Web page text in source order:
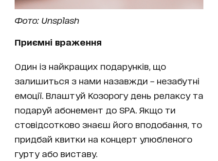
Фото: Unsplash
Приємні враження
Один із найкращих подарунків, що
залишиться з нами назавжди – незабутні
емоції. Влаштуй Козорогу день релаксу та
подаруй абонемент до SPA. Якщо ти
стовідсотково знаєш його вподобання, то
придбай квитки на концерт улюбленого
гурту або виставу.